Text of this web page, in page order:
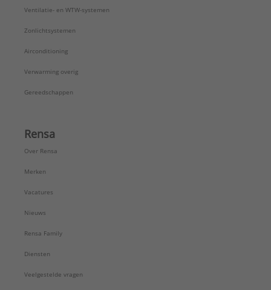
Ventilatie- en WTW-systemen
Zonlichtsystemen
Airconditioning
Verwarming overig
Gereedschappen
Rensa
Over Rensa
Merken
Vacatures
Nieuws
Rensa Family
Diensten
Veelgestelde vragen